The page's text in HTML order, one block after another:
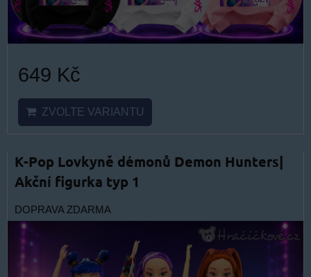
649 Kč
ZVOLTE VARIANTU
K-Pop Lovkyně démonů Demon Hunters|
Akční figurka typ 1
DOPRAVA ZDARMA